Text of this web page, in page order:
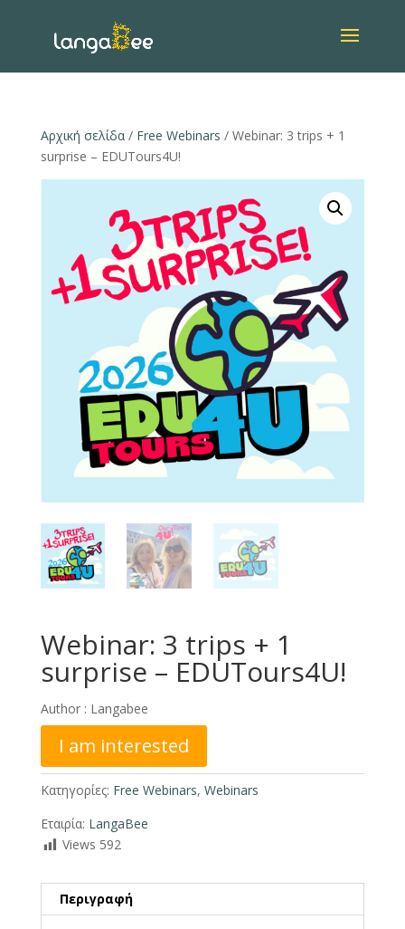
Αρχική σελίδα/ Free Webinars / Webinar: 3 trips + 1
surprise – EDUTours4U!
Webinar: 3 trips + 1
surprise – EDUTours4U!
Author : Langabee
I am interested
Κατηγορίες: Free Webinars, Webinars
Εταιρία: LangaBee
Views 592
Περιγραφή